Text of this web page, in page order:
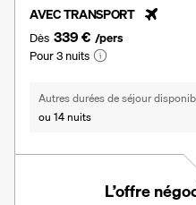
AVEC TRANSPORT
Dès 339 € /pers
Pour 3 nuits
Autres durées de séjour
ou 14 nuits
L’offre